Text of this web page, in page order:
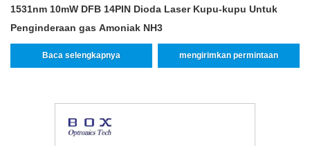
1531nm 10mW DFB 14PIN Dioda Laser Kupu-kupu Untuk
Penginderaan gas Amoniak NH3
Baca selengkapnya mengirimkan permintaan